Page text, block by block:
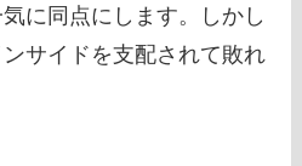
に同点にします。しかし
サイドを支配されて敗れ